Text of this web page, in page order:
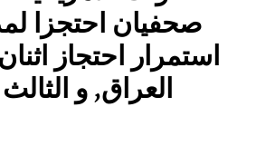
صحفيان احتجزا
استمرار احتجاز
العراق, و